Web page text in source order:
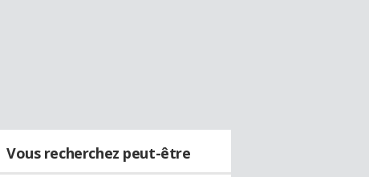
Vous recherchez peut-être